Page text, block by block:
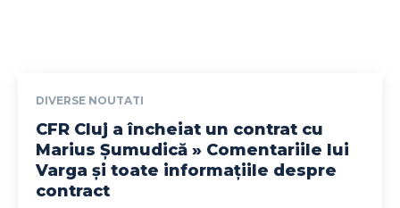
DIVERSE NOUTATI
CFR Cluj a încheiat un contrat cu
Marius Șumudică » Comentariile lui
Varga și toate informațiile despre
contract